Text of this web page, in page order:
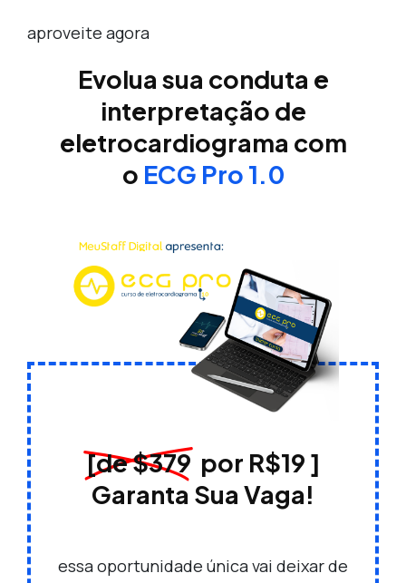
aproveite agora
Evolua sua conduta e
interpretação de
eletrocardiograma com
o ECG Pro 1.0
[de $379 por R$19 ]
Garanta Sua Vaga!
essa oportunidade única vai deixar de